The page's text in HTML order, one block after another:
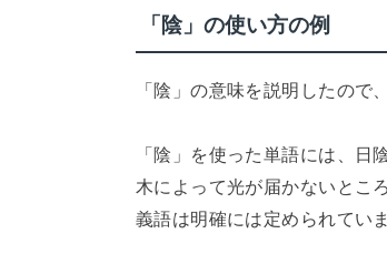
「陰」の使い方の例
「陰」の意味を説明したので
「陰」を使った単語には、日
木によって光が届かないとこ
義語は明確には定められてい